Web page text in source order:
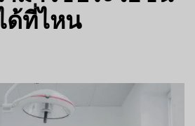
ด้ที่ไหน